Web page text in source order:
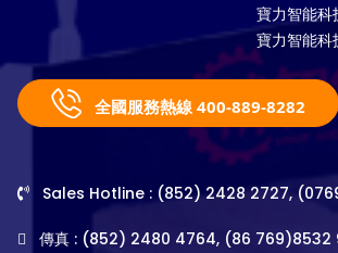
寶力智能科
寶力智能科
全國服務熱線 400-889-8282
Sales Hotline : (852) 2428 2727,
傳真 : (852) 2480 4764, (86 769)8532